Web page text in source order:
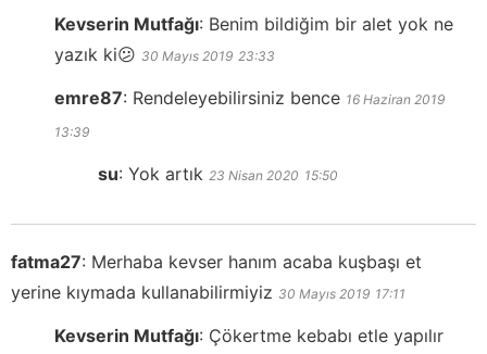
Kevserin Mutfağı: Benim bildiğim bir alet yok ne
yazık ki😕 30 Mayıs 2019 23:33
emre87: Rendeleyebilirsiniz bence 16 Haziran 2019
13:39
su: Yok artık 23 Nisan 2020 15:50
fatma27: Merhaba kevser hanım acaba kuşbaşı et
yerine kıymada kullanabilirmiyiz 30 Mayıs 2019 17:11
Kevserin Mutfağı: Çökertme kebabı etle yapılır